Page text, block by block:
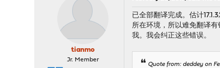
tianmo
Jr. Member
已全部翻译完成。估计
所在环境，所以难免翻译
我。我会纠正这些错误。
Quote from: deddey on